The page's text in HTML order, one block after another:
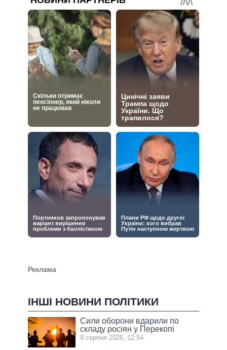
ІНШІ НОВИНИ ПОЛІТИКИ
Сили оборони вдарили по
складу росіян у Перекопі
9 серпня 2026, 12:54